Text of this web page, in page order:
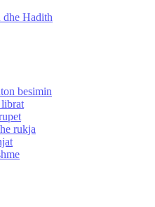
Hadith
besimin
librat
rukja